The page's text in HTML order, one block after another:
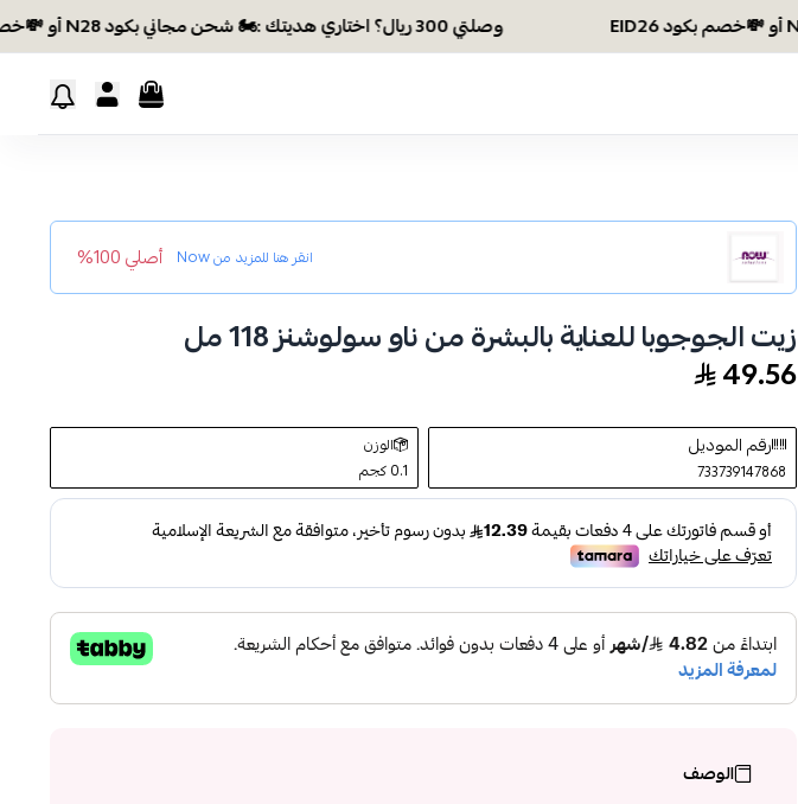
وصلتي 300 ريال؟ اختاري هديتك :🏍 شحن مجاني بكود N28 أو 💸خصم بكود EID26
انقر هنا للمزيد منNow أصلي 100%
زيت الجوجوبا للعناية بالبشرة من ناو سولوشنز 118 مل
49.56
رقم الموديل
733739147868
الوزن
0.1 كجم
الوصف